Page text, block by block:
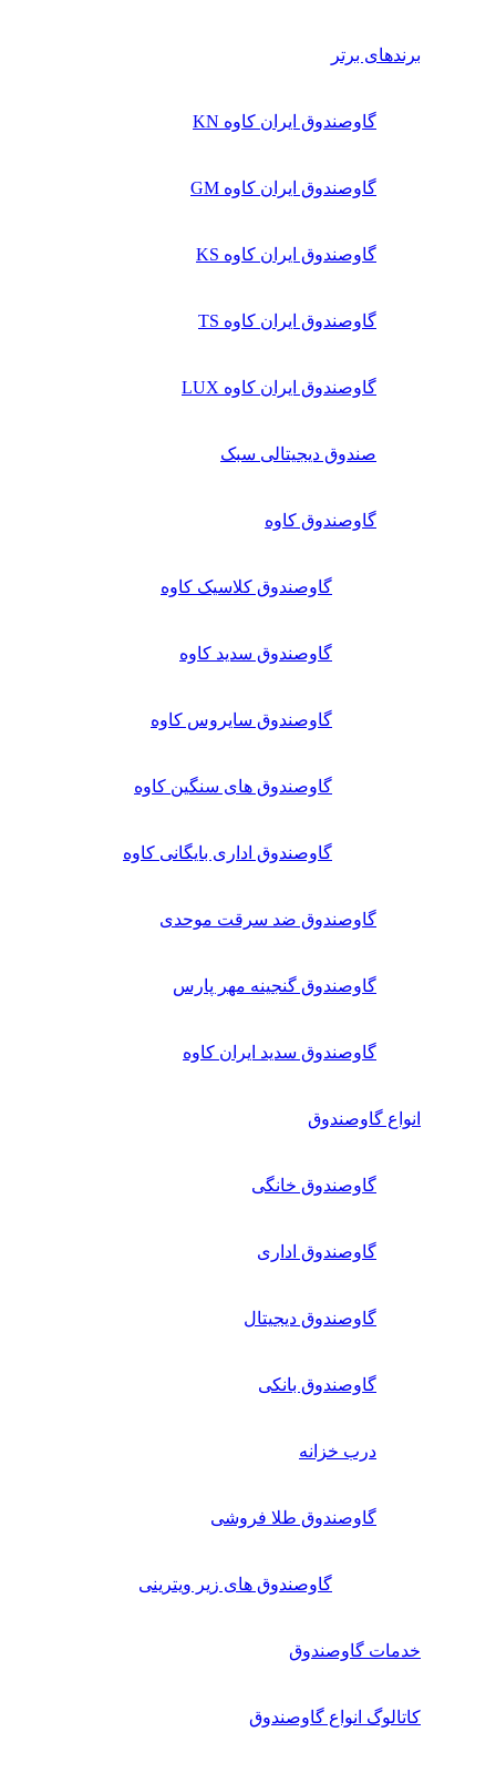
برندهای برتر
گاوصندوق ایران کاوه KN
گاوصندوق ایران کاوه GM
گاوصندوق ایران کاوه KS
گاوصندوق ایران کاوه TS
گاوصندوق ایران کاوه LUX
صندوق دیجیتالی سبک
گاوصندوق کاوه
گاوصندوق کلاسیک کاوه
گاوصندوق سدید کاوه
گاوصندوق سایروس کاوه
گاوصندوق های سنگین کاوه
گاوصندوق اداری بایگانی کاوه
گاوصندوق ضد سرقت موحدی
گاوصندوق گنجینه مهر پارس
گاوصندوق سدید ایران کاوه
انواع گاوصندوق
گاوصندوق خانگی
گاوصندوق اداری
گاوصندوق دیجیتال
گاوصندوق بانکی
درب خزانه
گاوصندوق طلا فروشی
گاوصندوق های زیر ویترینی
خدمات گاوصندوق
کاتالوگ انواع گاوصندوق